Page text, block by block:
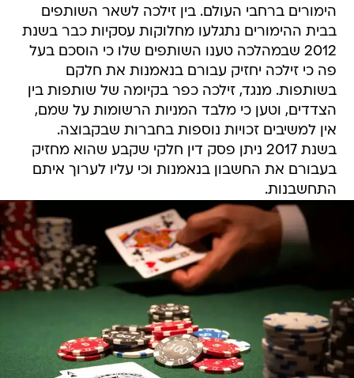
הימורים ברחבי העולם. בין זילכה לשאר השותפים
בבית ההימורים נתגלעו מחלוקות עסקיות כבר בשנת
2012 שבמהלכה טענו השותפים שלו כי הוסכם בעל
פה כי זילכה יחזיק עבורם בנאמנות את חלקם
בשותפות. מנגד, זילכה כפר בקיומה של שותפות בין
הצדדים, וטען כי מלבד המניות הרשומות על שמם,
אין למשיבים זכויות נוספות בחברות שבקבוצה.
בשנת 2017 ניתן פסק דין חלקי שקבע שהוא מחזיק
בעבורם את החשבון בנאמנות וכי עליו לערוך איתם
התחשבנות.